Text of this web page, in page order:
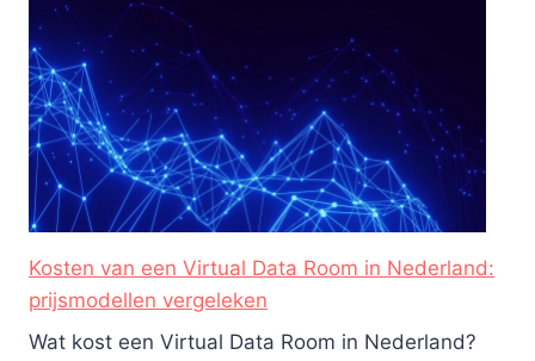
Kosten van een Virtual Data Room in Nederland:
prijsmodellen vergeleken
Wat kost een Virtual Data Room in Nederland?